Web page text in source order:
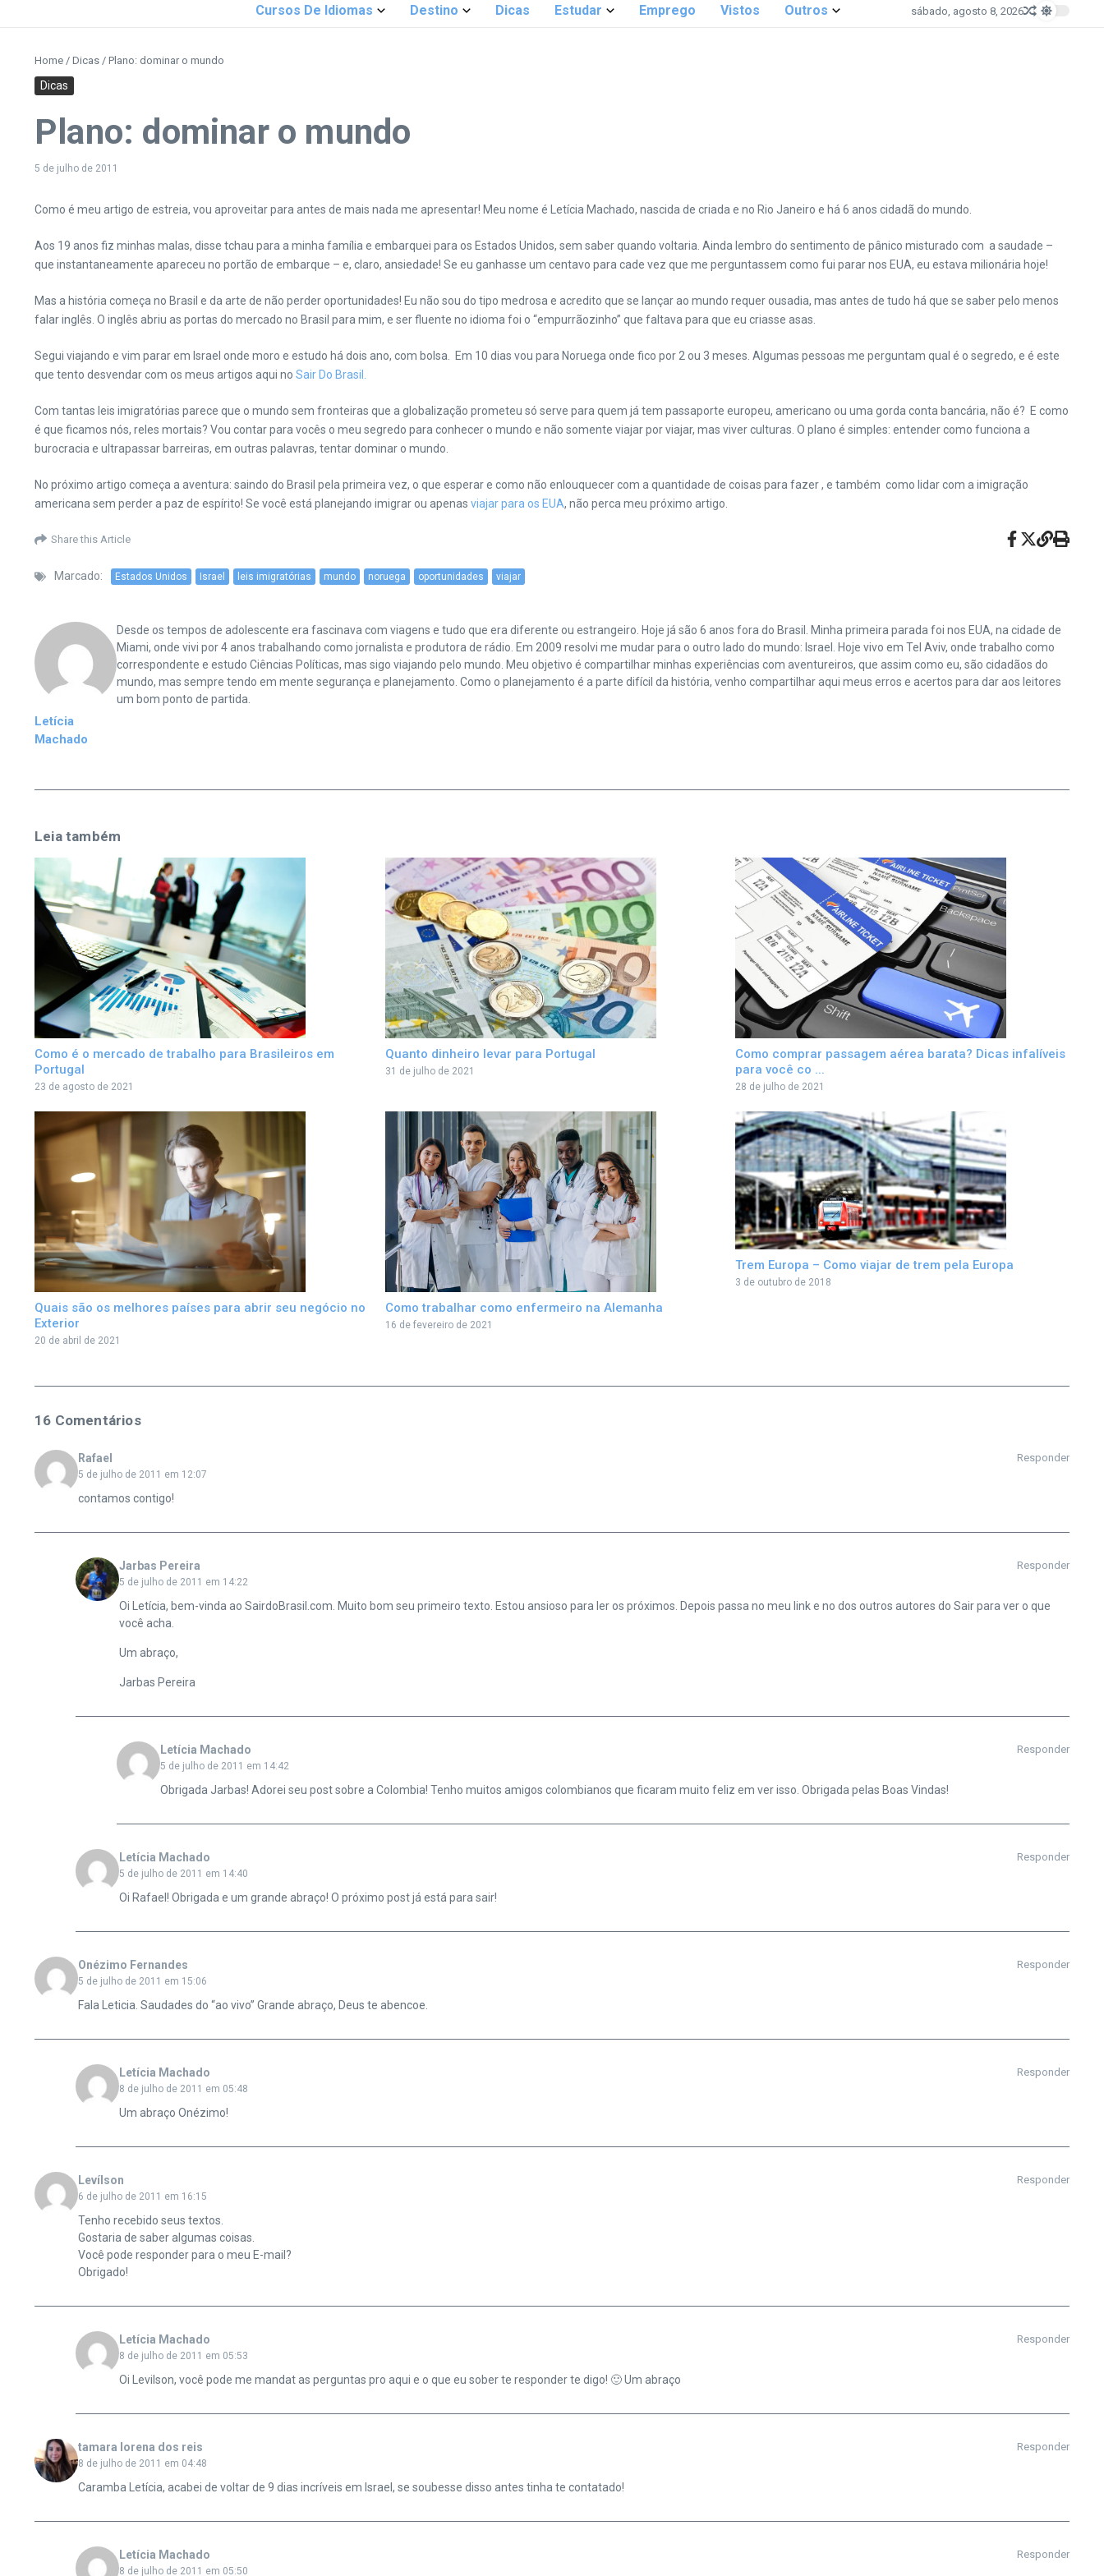
Cursos De Idiomas Destino Dicas Estudar Emprego Vistos Outros sábado, agosto 8, 2026
Home / Dicas / Plano: dominar o mundo
Dicas
Plano: dominar o mundo
5 de julho de 2011
Como é meu artigo de estreia, vou aproveitar para antes de mais nada me apresentar! Meu nome é Letícia Machado, nascida de criada e no Rio Janeiro e há 6 anos cidadã do mundo.
Aos 19 anos fiz minhas malas, disse tchau para a minha família e embarquei para os Estados Unidos, sem saber quando voltaria. Ainda lembro do sentimento de pânico misturado com a saudade –
que instantaneamente apareceu no portão de embarque – e, claro, ansiedade! Se eu ganhasse um centavo para cade vez que me perguntassem como fui parar nos EUA, eu estava milionária hoje!
Mas a história começa no Brasil e da arte de não perder oportunidades! Eu não sou do tipo medrosa e acredito que se lançar ao mundo requer ousadia, mas antes de tudo há que se saber pelo menos
falar inglês. O inglês abriu as portas do mercado no Brasil para mim, e ser fluente no idioma foi o “empurrãozinho” que faltava para que eu criasse asas.
Segui viajando e vim parar em Israel onde moro e estudo há dois ano, com bolsa. Em 10 dias vou para Noruega onde fico por 2 ou 3 meses. Algumas pessoas me perguntam qual é o segredo, e é este
que tento desvendar com os meus artigos aqui no Sair Do Brasil.
Com tantas leis imigratórias parece que o mundo sem fronteiras que a globalização prometeu só serve para quem já tem passaporte europeu, americano ou uma gorda conta bancária, não é? E como
é que ficamos nós, reles mortais? Vou contar para vocês o meu segredo para conhecer o mundo e não somente viajar por viajar, mas viver culturas. O plano é simples: entender como funciona a
burocracia e ultrapassar barreiras, em outras palavras, tentar dominar o mundo.
No próximo artigo começa a aventura: saindo do Brasil pela primeira vez, o que esperar e como não enlouquecer com a quantidade de coisas para fazer , e também como lidar com a imigração
americana sem perder a paz de espírito! Se você está planejando imigrar ou apenas viajar para os EUA, não perca meu próximo artigo.
Share this Article
Marcado: Estados Unidos Israel leis imigratórias mundo noruega oportunidades viajar
Letícia
Machado
Desde os tempos de adolescente era fascinava com viagens e tudo que era diferente ou estrangeiro. Hoje já são 6 anos fora do Brasil. Minha primeira parada foi nos EUA, na cidade de
Miami, onde vivi por 4 anos trabalhando como jornalista e produtora de rádio. Em 2009 resolvi me mudar para o outro lado do mundo: Israel. Hoje vivo em Tel Aviv, onde trabalho como
correspondente e estudo Ciências Políticas, mas sigo viajando pelo mundo. Meu objetivo é compartilhar minhas experiências com aventureiros, que assim como eu, são cidadãos do
mundo, mas sempre tendo em mente segurança e planejamento. Como o planejamento é a parte difícil da história, venho compartilhar aqui meus erros e acertos para dar aos leitores
um bom ponto de partida.
Leia também
Como é o mercado de trabalho para Brasileiros em
Portugal
23 de agosto de 2021
Quanto dinheiro levar para Portugal
31 de julho de 2021
Como comprar passagem aérea barata? Dicas infalíveis
para você co ...
28 de julho de 2021
Quais são os melhores países para abrir seu negócio no
Exterior
20 de abril de 2021
Como trabalhar como enfermeiro na Alemanha
16 de fevereiro de 2021
Trem Europa – Como viajar de trem pela Europa
3 de outubro de 2018
16 Comentários
Rafael
5 de julho de 2011 em 12:07
Responder
contamos contigo!
Jarbas Pereira
5 de julho de 2011 em 14:22
Responder
Oi Letícia, bem-vinda ao SairdoBrasil.com. Muito bom seu primeiro texto. Estou ansioso para ler os próximos. Depois passa no meu link e no dos outros autores do Sair para ver o que
você acha.
Um abraço,
Jarbas Pereira
Letícia Machado
5 de julho de 2011 em 14:42
Responder
Obrigada Jarbas! Adorei seu post sobre a Colombia! Tenho muitos amigos colombianos que ficaram muito feliz em ver isso. Obrigada pelas Boas Vindas!
Letícia Machado
5 de julho de 2011 em 14:40
Responder
Oi Rafael! Obrigada e um grande abraço! O próximo post já está para sair!
Onézimo Fernandes
5 de julho de 2011 em 15:06
Responder
Fala Leticia. Saudades do “ao vivo” Grande abraço, Deus te abencoe.
Letícia Machado
8 de julho de 2011 em 05:48
Responder
Um abraço Onézimo!
Levílson
6 de julho de 2011 em 16:15
Responder
Tenho recebido seus textos.
Gostaria de saber algumas coisas.
Você pode responder para o meu E-mail?
Obrigado!
Letícia Machado
8 de julho de 2011 em 05:53
Responder
Oi Levilson, você pode me mandat as perguntas pro aqui e o que eu sober te responder te digo! 🙂 Um abraço
tamara lorena dos reis
8 de julho de 2011 em 04:48
Responder
Caramba Letícia, acabei de voltar de 9 dias incríveis em Israel, se soubesse disso antes tinha te contatado!
Letícia Machado
8 de julho de 2011 em 05:50
Responder